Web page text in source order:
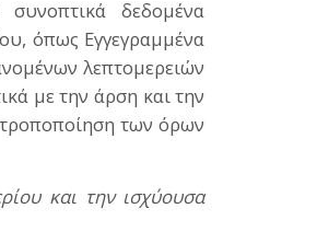
δεδομένα
όπως Εγγεγραμμένα
λεπτομερειών
με την άρση και την
των όρων
και την ισχύουσα